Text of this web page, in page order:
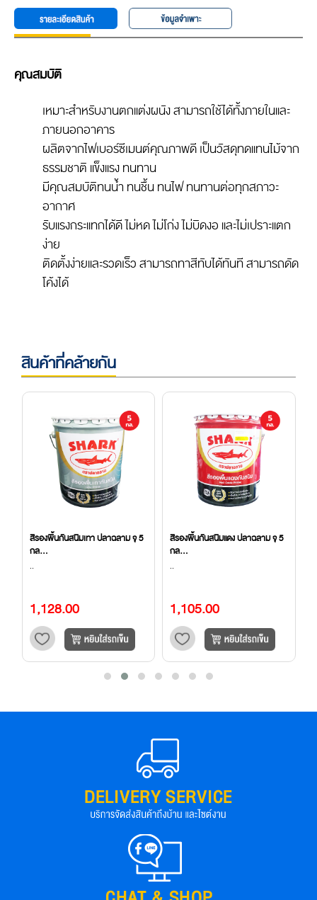
คุณสมบัติ
เหมาะสำหรับงานตกแต่งผนัง สามารถใช้ได้ทั้งภายในและ
ภายนอกอาคาร
ผลิตจากไฟเบอร์ซีเมนต์คุณภาพดี เป็นวัสดุทดแทนไม้จาก
ธรรมชาติ แข็งแรง ทนทาน
มีคุณสมบัติทนน้ำ ทนชื้น ทนไฟ ทนทานต่อทุกสภาวะ
อากาศ
รับแรงกระแทกได้ดี ไม่หด ไม่โก่ง ไม่บิดงอ และไม่เปราะแตก
ง่าย
ติดตั้งง่ายและรวดเร็ว สามารถทาสีทับได้ทันที สามารถดัด
โค้งได้
สินค้าที่คล้ายกัน
สีรองพื้นกันสนิมแดง ปลาฉลาม จุ 5
กล...
..
1,105.00
ฟลินท์โค้ท เบอร์3 บรรจุ 3.5 กก...
..
547.00